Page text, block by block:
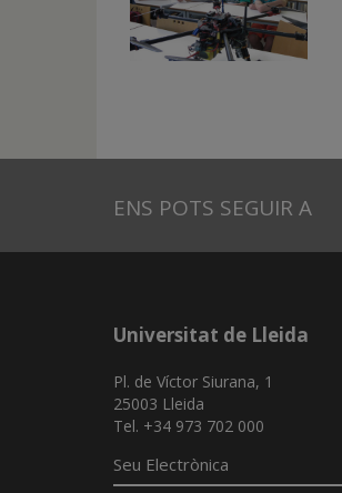
ENS POTS SEGUIR A
Universitat de Lleida
Pl. de Víctor Siurana, 1
25003 Lleida
Tel. +34 973 702 000
Seu Electrònica